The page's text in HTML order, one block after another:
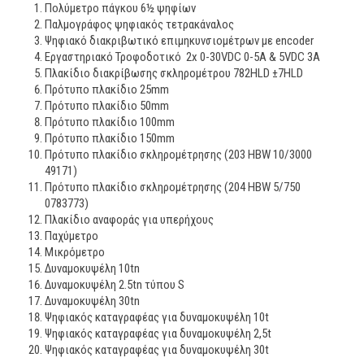
Πολύμετρο πάγκου 6½ ψηφίων
Παλμογράφος ψηφιακός τετρακάναλος
Ψηφιακό διακριβωτικό επιμηκυνσιομέτρων με encoder
Εργαστηριακό Τροφοδοτικό 2x 0-30VDC 0-5A & 5VDC 3A
Πλακίδιο διακρίβωσης σκληρομέτρου 782HLD ±7HLD
Πρότυπο πλακίδιο 25mm
Πρότυπο πλακίδιο 50mm
Πρότυπο πλακίδιο 100mm
Πρότυπο πλακίδιο 150mm
Πρότυπο πλακίδιο σκληρομέτρησης (203 HBW 10/3000
49171)
Πρότυπο πλακίδιο σκληρομέτρησης (204 HBW 5/750
0783773)
Πλακίδιο αναφοράς για υπερήχους
Παχύμετρο
Μικρόμετρο
Δυναμοκυψέλη 10tn
Δυναμοκυψέλη 2.5tn τύπου S
Δυναμοκυψέλη 30tn
Ψηφιακός καταγραφέας για δυναμοκυψέλη 10t
Ψηφιακός καταγραφέας για δυναμοκυψέλη 2,5t
Ψηφιακός καταγραφέας για δυναμοκυψέλη 30t